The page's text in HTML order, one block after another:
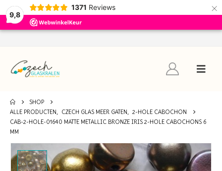
9,8
1371 Reviews ×
SHOP
ALLE PRODUCTEN, CZECH GLAS MEER GATEN, 2-HOLE CABOCHON
CAB-2-HOLE-01640 MATTE METALLIC BRONZE IRIS 2-HOLE CABOCHONS 6
MM